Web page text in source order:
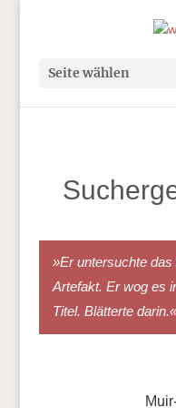
Seite wählen
»Er untersuchte
Artefakt. Er wog es
Titel. Blätterte darin.«